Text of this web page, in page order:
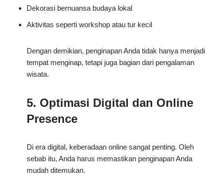
Dekorasi bernuansa budaya lokal
Aktivitas seperti workshop atau tur kecil
Dengan demikian, penginapan Anda tidak hanya menjadi
tempat menginap, tetapi juga bagian dari pengalaman
wisata.
5. Optimasi Digital dan Online
Presence
Di era digital, keberadaan online sangat penting. Oleh
sebab itu, Anda harus memastikan penginapan Anda
mudah ditemukan.